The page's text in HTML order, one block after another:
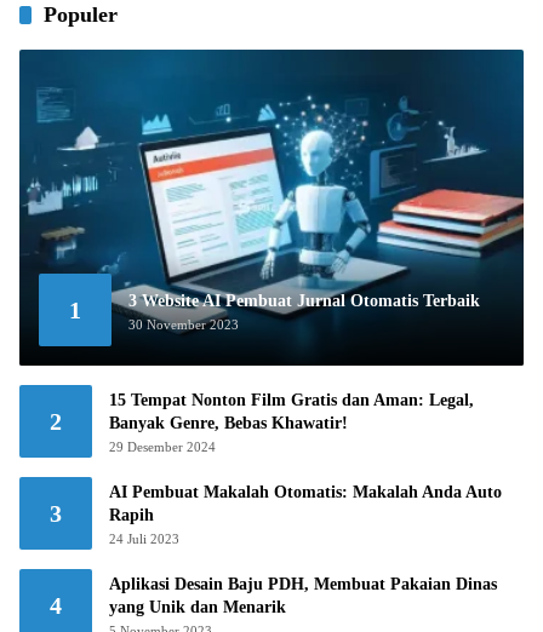
Populer
1 3 Website AI Pembuat Jurnal Otomatis Terbaik
30 November 2023
2
15 Tempat Nonton Film Gratis dan Aman: Legal,
Banyak Genre, Bebas Khawatir!
29 Desember 2024
3
AI Pembuat Makalah Otomatis: Makalah Anda Auto
Rapih
24 Juli 2023
4
Aplikasi Desain Baju PDH, Membuat Pakaian Dinas
yang Unik dan Menarik